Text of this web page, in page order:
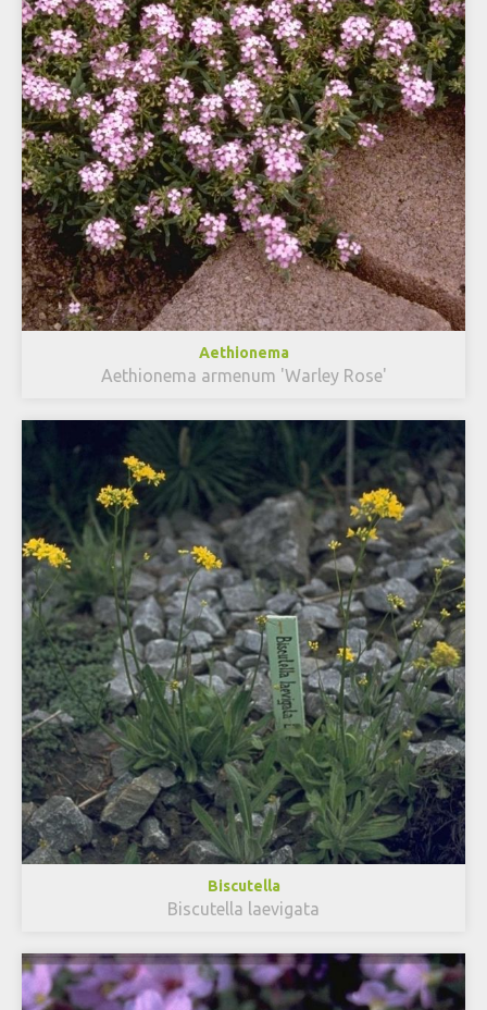
Aethionema
Aethionema armenum 'Warley Rose'
Biscutella
Biscutella laevigata